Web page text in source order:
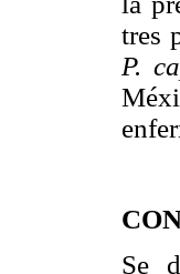
tres
P.
Se